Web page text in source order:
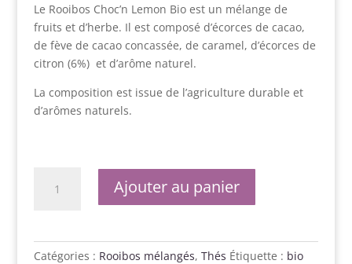
Le Rooibos Choc’n Lemon Bio est un mélange de
fruits et d’herbe. Il est composé d’écorces de cacao,
de fève de cacao concassée, de caramel, d’écorces de
citron (6%) et d’arôme naturel.
La composition est issue de l’agriculture durable et
d’arômes naturels.
Lemon
Ajouter au panier
Catégories : Rooibos mélangés, Thés Étiquette : bio